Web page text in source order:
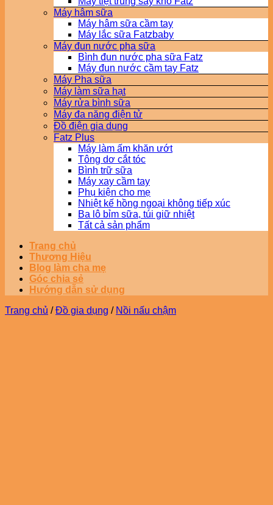
Máy hâm sữa
Máy hâm sữa cầm tay
Máy lắc sữa Fatzbaby
Máy đun nước pha sữa
Bình đun nước pha sữa Fatz
Máy đun nước cầm tay Fatz
Máy Pha sữa
Máy làm sữa hạt
Máy rửa bình sữa
Máy đa năng điện tử
Đồ điện gia dụng
Fatz Plus
Máy làm ấm khăn ướt
Tông dơ cắt tóc
Bình trữ sữa
Máy xay cầm tay
Phụ kiện cho mẹ
Nhiệt kế hồng ngoại không tiếp xúc
Ba lô bỉm sữa, túi giữ nhiệt
Tất cả sản phẩm
Trang chủ
Thương Hiệu
Blog làm cha mẹ
Góc chia sẻ
Hướng dẫn sử dụng
Trang chủ / Đồ gia dụng / Nồi nấu chậm